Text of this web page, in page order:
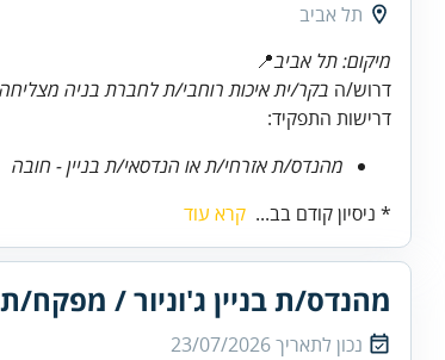
תל אביב
מיקום: תל אביב📍
דרוש/ה בקר/ית איכות רוחבי/ת לחברת בניה
דרישות התפקיד:
מהנדס/ת אזרחי/ת או הנדסאי/ת בניין - חובה
* ניסיון קודם בב... קרא עוד
מהנדס/ת בניין ג'וניור / מפקח/ת
נכון לתאריך23/07/2026